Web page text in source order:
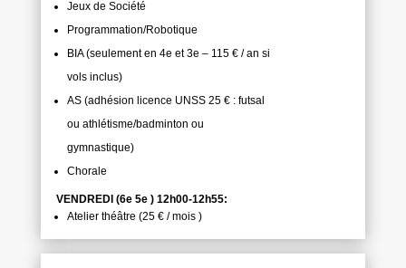
Jeux de Société
Programmation/Robotique
BIA (seulement en 4e et 3e – 115 € / an si
vols inclus)
AS (adhésion licence UNSS 25 € : futsal
ou athlétisme/badminton ou
gymnastique)
Chorale
VENDREDI (6e 5e ) 12h00-12h55:
Atelier théâtre (25 € / mois )